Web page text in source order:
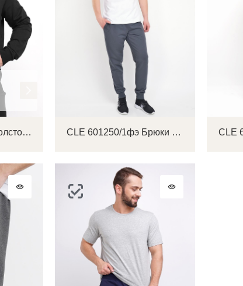
CLE 601251фэ_п Толстовка мужская CLE 601250/1фэ Брюки мужские
ОТПРАВИТЬ
Письмо не пришло? Напишите нам на
СОЗДАТЬ